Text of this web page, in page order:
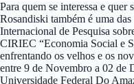
Para quem se interessa e quer
Rosandiski também é uma
Internacional de Pesquisa
CIRIEC “Economia Social e
enfrentando os velhos e os
entre 9 de Novembro a 02 de
Universidade Federal Do